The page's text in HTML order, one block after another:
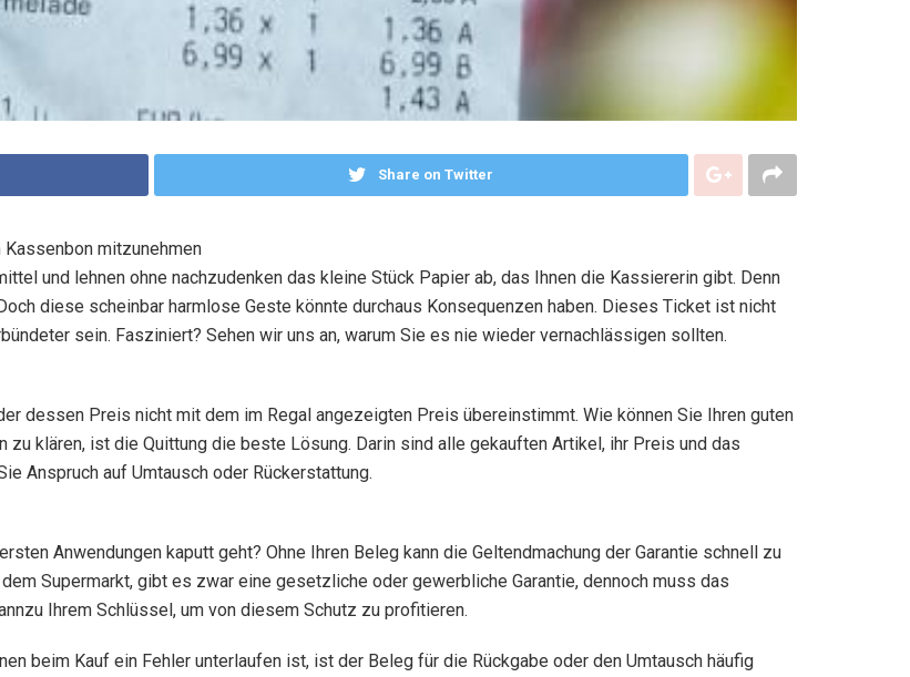
Share on Twitter
mitzunehmen
und lehnen ohne nachzudenken das kleine Stück Papier ab, das Ihnen die Kassiererin gibt. Denn
diese scheinbar harmlose Geste könnte durchaus Konsequenzen haben. Dieses Ticket ist nicht
sein. Fasziniert? Sehen wir uns an, warum Sie es nie wieder vernachlässigen sollten.
dessen Preis nicht mit dem im Regal angezeigten Preis übereinstimmt. Wie können Sie Ihren guten
klären, ist die Quittung die beste Lösung. Darin sind alle gekauften Artikel, ihr Preis und das
Anspruch auf Umtausch oder Rückerstattung.
Anwendungen kaputt geht? Ohne Ihren Beleg kann die Geltendmachung der Garantie schnell zu
Supermarkt, gibt es zwar eine gesetzliche oder gewerbliche Garantie, dennoch muss das
Ihrem Schlüssel, um von diesem Schutz zu profitieren.
beim Kauf ein Fehler unterlaufen ist, ist der Beleg für die Rückgabe oder den Umtausch häufig